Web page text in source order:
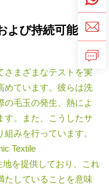
よび持続可能な
さまざまなテストを実
めています。彼らは洗
毛玉の発生、熱によ
す。また、こうしたサ
みを行っています。
Textile
を提供しており、これ
たしていることを意味